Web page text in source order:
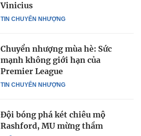
TIN CHUYỂN NHƯỢNG
Vinicius
TIN CHUYỂN NHƯỢNG
Chuyển nhượng mùa hè: Sức
mạnh không giới hạn của
Premier League
Đội bóng phá két chiêu mộ
Rashford, MU mừng thầm